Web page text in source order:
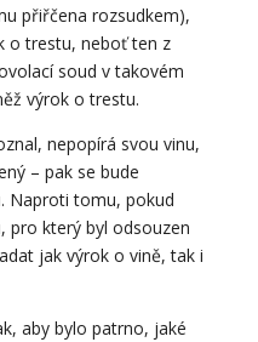
přiřčena rozsudkem),
o trestu, neboť ten z
soud v takovém
výrok o trestu.
nepopírá svou vinu,
– pak se bude
Naproti tomu, pokud
pro který byl odsouzen
jak výrok o vině, tak i
aby bylo patrno, jaké